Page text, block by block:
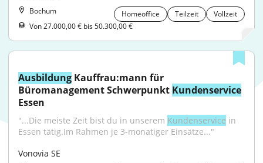
Bochum Homeoffice Teilzeit
Vollzeit
Von 27.000,00 € bis 50.300,00 €
Ausbildung Kauffrau:mann für
Büromanagement Schwerpunkt Kundenservice
Essen
"...Die meiste Zeit bist du in unserem Kundenservice in
Essen tätig.Im Rahmen je 3-monatiger Einsätze..."
Vonovia SE